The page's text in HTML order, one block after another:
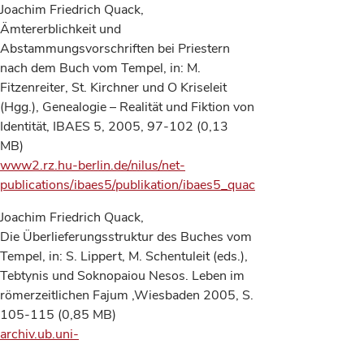
Joachim Friedrich Quack,
Ämtererblichkeit und
Abstammungsvorschriften bei Priestern
nach dem Buch vom Tempel, in: M.
Fitzenreiter, St. Kirchner und O Kriseleit
(Hgg.), Genealogie – Realität und Fiktion von
Identität, IBAES 5, 2005, 97-102 (0,13
MB)
www2.rz.hu-berlin.de/nilus/net-
publications/ibaes5/publikation/
Joachim Friedrich Quack,
Die Überlieferungsstruktur des Buches vom
Tempel, in: S. Lippert, M. Schentuleit (eds.),
Tebtynis und Soknopaiou Nesos. Leben im
römerzeitlichen Fajum ,Wiesbaden 2005, S.
105-115 (0,85 MB)
archiv.ub.uni-